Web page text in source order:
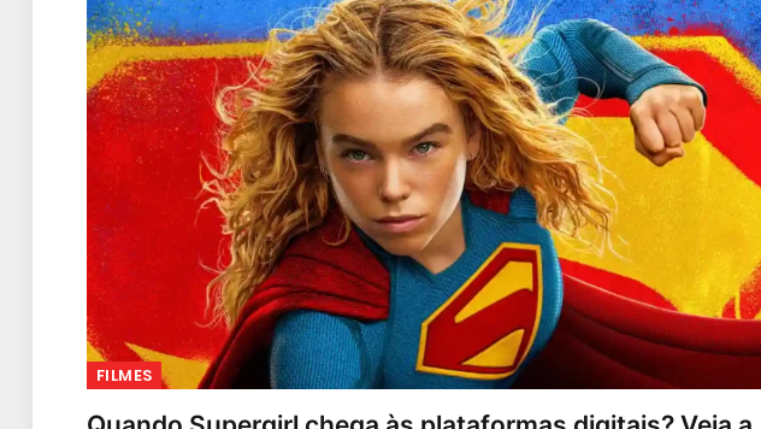
FILMES